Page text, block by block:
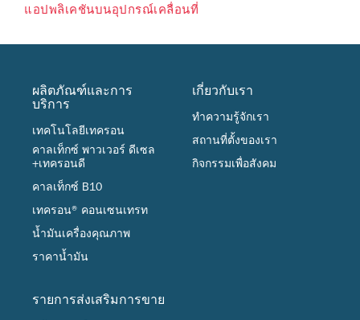
แอปพลิเคชันบนอุปกรณ์เคลื่อนที่
ผลิตภัณฑ์และการ
บริการ
เทคโนโลยีเทครอน
คาลเท็กซ์ พาวเวอร์ ดีเซล
+เทครอนดี
คาลเท็กซ์ B10
เทครอน® คอนเซนเทรท
น้ำมันเครื่องคุณภาพ
ราคาน้ำมัน
รายการส่งเสริมการขาย
เกี่ยวกับเรา
ทำความรู้จักเรา
สถานที่ตั้งของเรา
กิจกรรมเพื่อสังคม